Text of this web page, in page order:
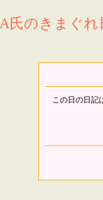
A氏のきまぐれ
この日の日記